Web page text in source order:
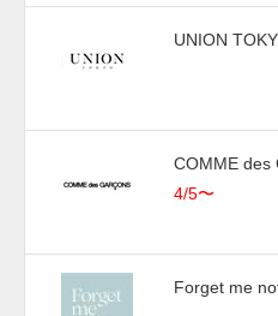
UNION
COMME des
4/5〜
Forget me